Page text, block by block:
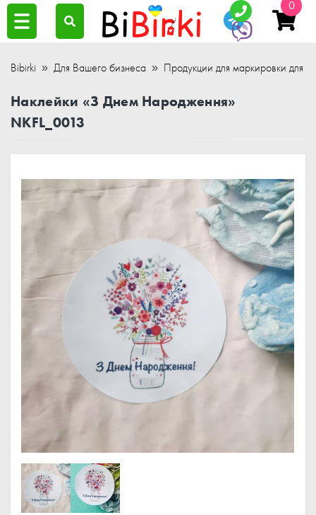
0
Bibirki Для Вашего бизнеса Продукции для маркировки для
Наклейки «З Днем Народження»
NKFL_0013